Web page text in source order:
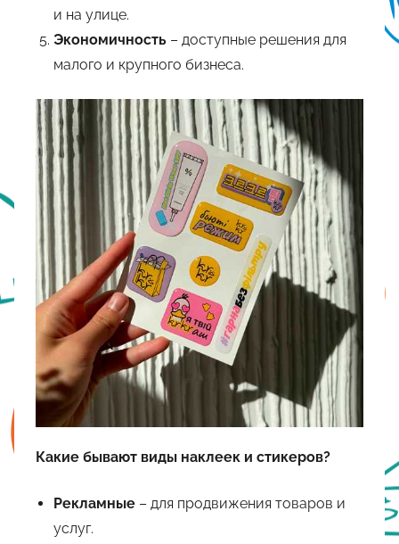
и на улице.
Экономичность – доступные решения для
малого и крупного бизнеса.
Какие бывают виды наклеек и стикеров?
Рекламные – для продвижения товаров и
услуг.